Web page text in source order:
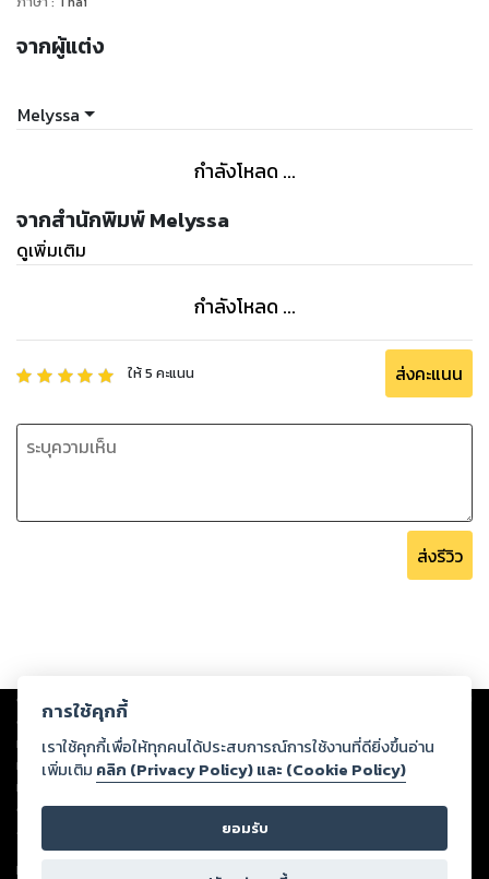
แคนาดา ลูกชายเพียงคนเดียวของบริษัทค้าเพชรระดับโลก ทำได้
จากผู้แต่ง
Melyssa
กำลังโหลด ...
จากสำนักพิมพ์ Melyssa
ดูเพิ่มเติม
กำลังโหลด ...
ให้5 คะแนน ส่งคะแนน
ส่งรีวิว
Copyright © 2026
ต่อผลงานหรือเนื้อหาใดที่อัปโหลดผ่านเว็บไซต์และปรากฏว่าละเมิดสิทธิใน
ทรัพย์สินทางปัญญาของบุคคลอื่นหรือขัดต่อกฎหมายและศีลธรรม ดังนั้น ผู้อ่าน
ทุกท่านโปรดใช้วิจารณญาณในการกลั่นกรองด้วยตนเอง และหากท่านพบว่าส่วน
หนึ่งส่วนใดขัดต่อกฎหมายและศีลธรรม กรุณาแจ้งมายังบริษัท เพื่อทีมงานจะได้
ดำเนินการในทันที ทั้งนี้ ทางสตอรี่ล็อกขอสงวนลิขสิทธิ์ตามพระราชบัญญัติ
ลิขสิทธิ์ พ.ศ. 2537 (ฉบับล่าสุด)
For support: member@ookbee.com
การใช้คุกกี้
เราใช้คุกกี้เพื่อให้ทุกคนได้ประสบการณ์การใช้งานที่ดียิ่งขึ้นอ่าน
เพิ่มเติม คลิก (Privacy Policy) และ (Cookie Policy)
ยอมรับ